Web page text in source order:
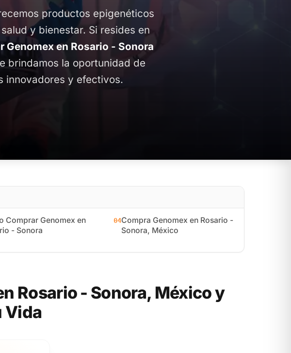
productos epigenéticos
y bienestar. Si resides en
Genomex en Rosario - Sonora
brindamos la oportunidad de
innovadores y efectivos.
Comprar Genomex en
- Sonora
04Compra Genomex en Rosario -
Sonora, México
Rosario - Sonora, México y
Vida